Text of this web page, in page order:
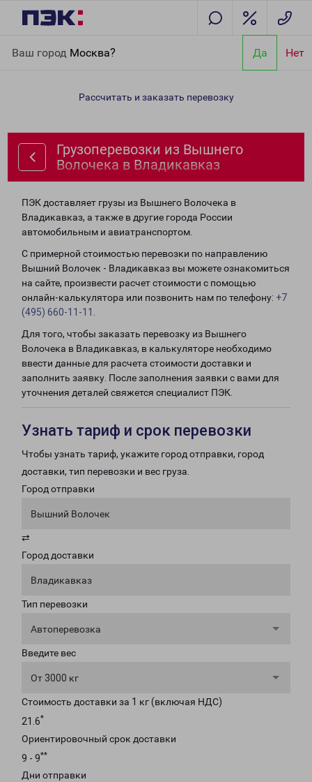
Ваш город Москва? Да Нет
в Владикавказ
Рассчитать и заказать перевозку
Грузоперевозки из Вышнего
Волочека в Владикавказ
ПЭК доставляет грузы из Вышнего Волочека в
Владикавказ, а также в другие города России
автомобильным и авиатранспортом.
С примерной стоимостью перевозки по направлению
Вышний Волочек - Владикавказ вы можете ознакомиться
на сайте, произвести расчет стоимости с помощью
онлайн-калькулятора или позвонить нам по телефону: +7
(495) 660-11-11
Для того, чтобы заказать перевозку из Вышнего
Волочека в Владикавказ, в калькуляторе необходимо
ввести данные для расчета стоимости доставки и
заполнить заявку. После заполнения заявки с вами для
уточнения деталей свяжется специалист ПЭК.
Узнать тариф и срок перевозки
Чтобы узнать тариф, укажите город отправки, город
доставки, тип перевозки и вес груза.
Город отправки
Вышний Волочек
⇄
Город доставки
Владикавказ
Тип перевозки
Автоперевозка
Введите вес
От 3000 кг
Стоимость доставки за 1 кг (включая НДС)
21.6*
Ориентировочный срок доставки
9 - 9**
Дни отправки